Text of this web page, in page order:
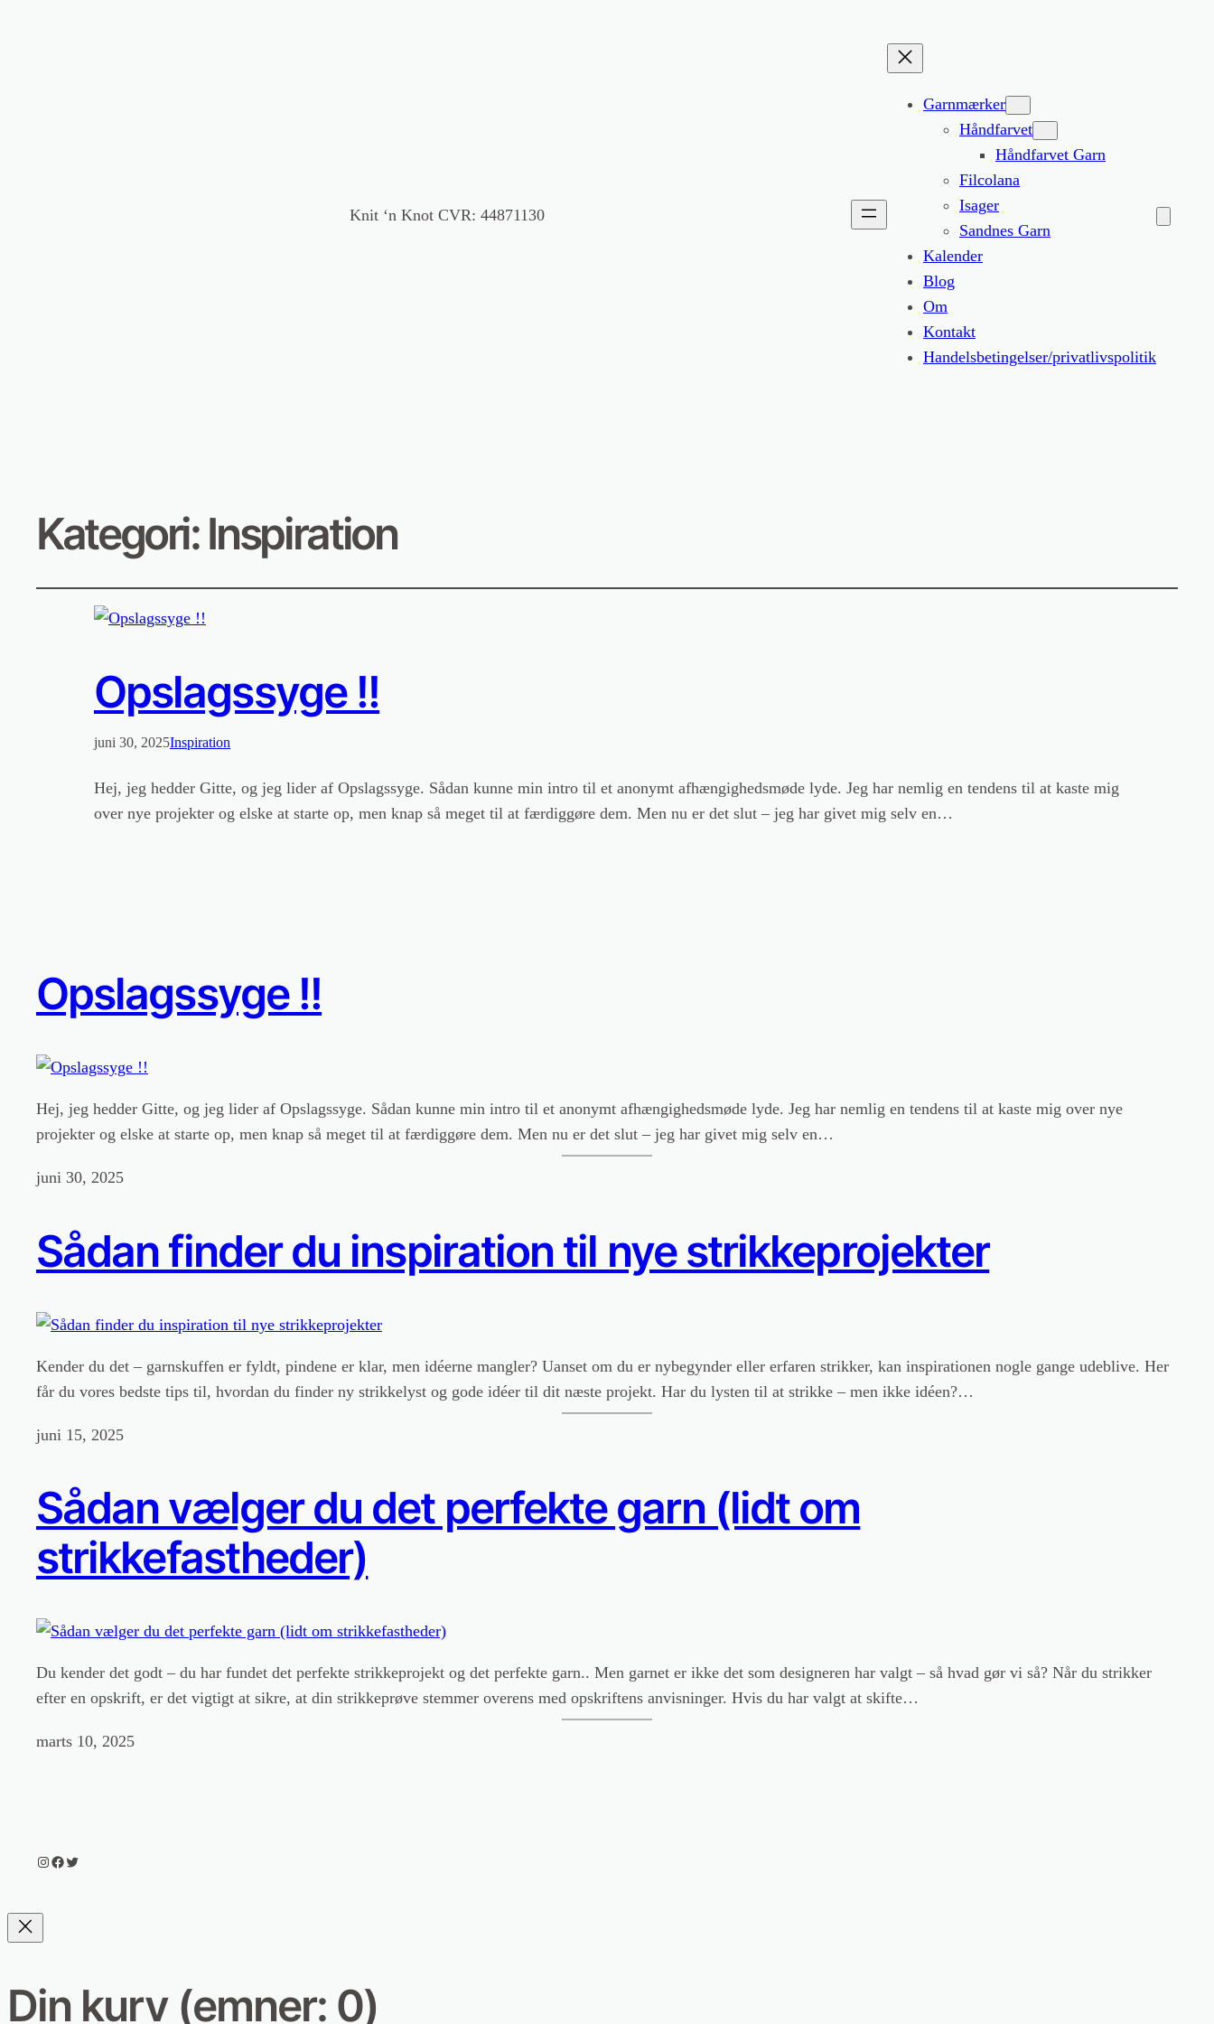
Knit ‘n Knot CVR: 44871130
Garnmærker
Håndfarvet
Håndfarvet Garn
Filcolana
Isager
Sandnes Garn
Kalender
Blog
Om
Kontakt
Handelsbetingelser/privatlivspolitik
Kategori:Inspiration
Opslagssyge !!
juni 30, 2025Inspiration
Hej, jeg hedder Gitte, og jeg lider af Opslagssyge. Sådan kunne min intro til et anonymt afhængighedsmøde lyde. Jeg har nemlig en tendens til at kaste mig
over nye projekter og elske at starte op, men knap så meget til at færdiggøre dem. Men nu er det slut – jeg har givet mig selv en…
Opslagssyge !!
Hej, jeg hedder Gitte, og jeg lider af Opslagssyge. Sådan kunne min intro til et anonymt afhængighedsmøde lyde. Jeg har nemlig en tendens til at kaste mig over nye
projekter og elske at starte op, men knap så meget til at færdiggøre dem. Men nu er det slut – jeg har givet mig selv en…
juni 30, 2025
Sådan finder du inspiration til nye strikkeprojekter
Kender du det – garnskuffen er fyldt, pindene er klar, men idéerne mangler? Uanset om du er nybegynder eller erfaren strikker, kan inspirationen nogle gange udeblive. Her
får du vores bedste tips til, hvordan du finder ny strikkelyst og gode idéer til dit næste projekt. Har du lysten til at strikke – men ikke idéen?…
juni 15, 2025
Sådan vælger du det perfekte garn (lidt om
strikkefastheder)
Du kender det godt – du har fundet det perfekte strikkeprojekt og det perfekte garn.. Men garnet er ikke det som designeren har valgt – så hvad gør vi så? Når du strikker
efter en opskrift, er det vigtigt at sikre, at din strikkeprøve stemmer overens med opskriftens anvisninger. Hvis du har valgt at skifte…
marts 10, 2025
Instagram
Facebook
Twitter
Din kurv (emner: 0)